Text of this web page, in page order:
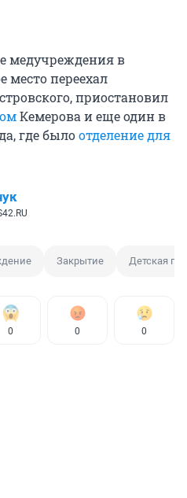
медучреждения в
место переехал
приостановил
Кемерова и еще один в
где былоотделение для
Закрытие Детская
0 0 0